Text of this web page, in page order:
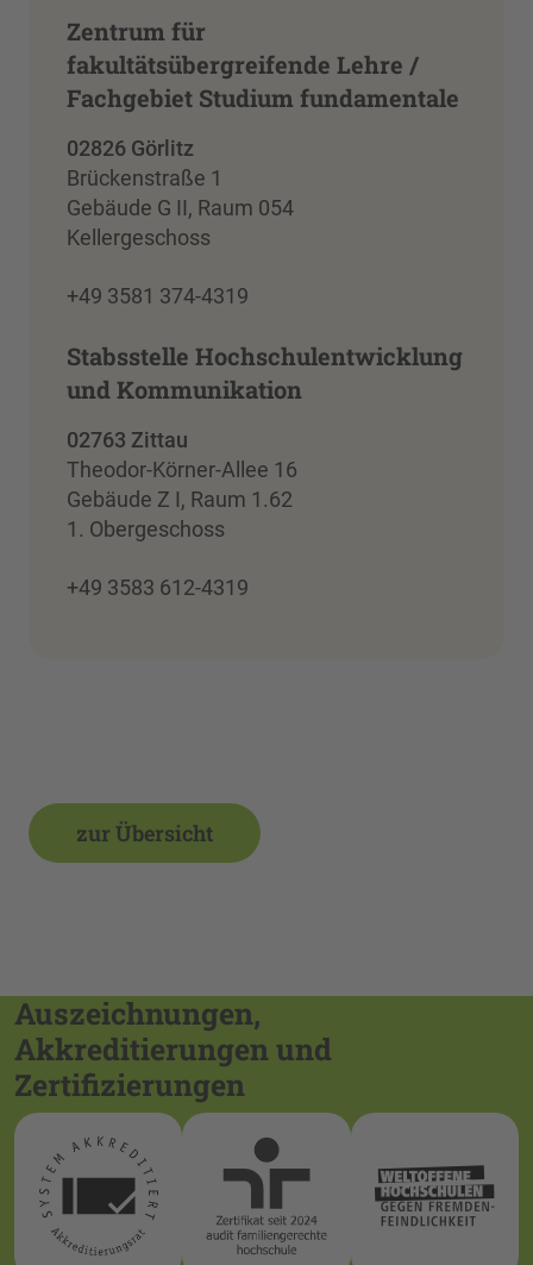
Zentrum für
fakultätsübergreifende Lehre /
Fachgebiet Studium fundamentale
02826 Görlitz
Brückenstraße 1
Gebäude G II, Raum 054
Kellergeschoss
+49 3581 374-4319
Stabsstelle Hochschulentwicklung
und Kommunikation
02763 Zittau
Theodor-Körner-Allee 16
Gebäude Z I, Raum 1.62
1. Obergeschoss
+49 3583 612-4319
zur Übersicht
Auszeichnungen,
Akkreditierungen und
Zertifizierungen